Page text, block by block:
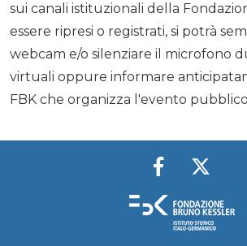
sui canali istituzionali della
essere ripresi o registrati, si potrà
webcam e/o silenziare il microfono
virtuali oppure informare
FBK che organizza l'evento